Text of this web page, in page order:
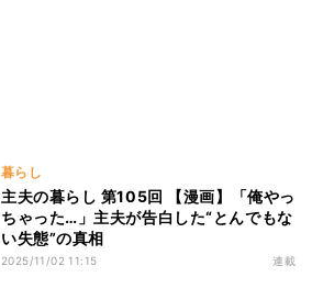
暮らし
主夫の暮らし 第105回 【漫画】「俺やっ
ちゃった…」主夫が告白した“とんでもな
い失態”の真相
2025/11/02 11:15 連載